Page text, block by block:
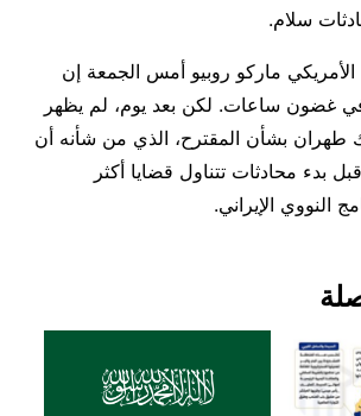
سلام.
الأمريكي ماركو روبيو أمس الجمعة إن
غضون ساعات. لكن بعد يوم، لم يظهر
بشأن المقترح، الذي من شأنه أن
بدء محادثات تتناول قضايا أكثر
النووي الإيراني.